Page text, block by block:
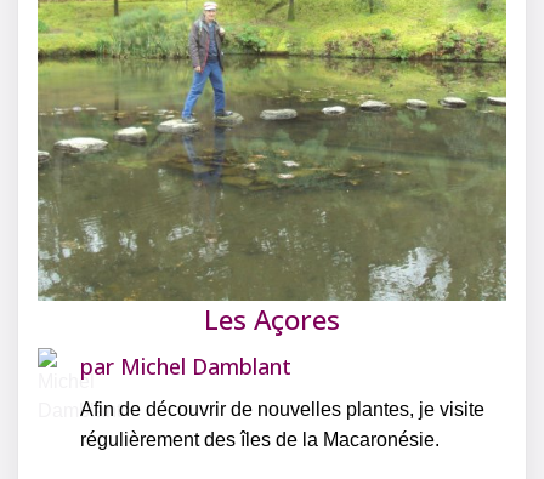
Les Açores
par Michel Damblant
Afin de découvrir de nouvelles plantes, je visite
régulièrement des îles de la Macaronésie.